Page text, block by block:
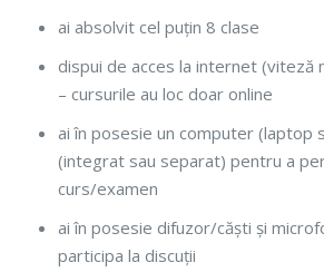
ai absolvit cel puțin 8 clase
dispui de acces la internet (viteză
– cursurile au loc doar online
ai în posesie un computer (laptop
(integrat sau separat) pentru a
curs/examen
ai în posesie difuzor/căști și
participa la discuții